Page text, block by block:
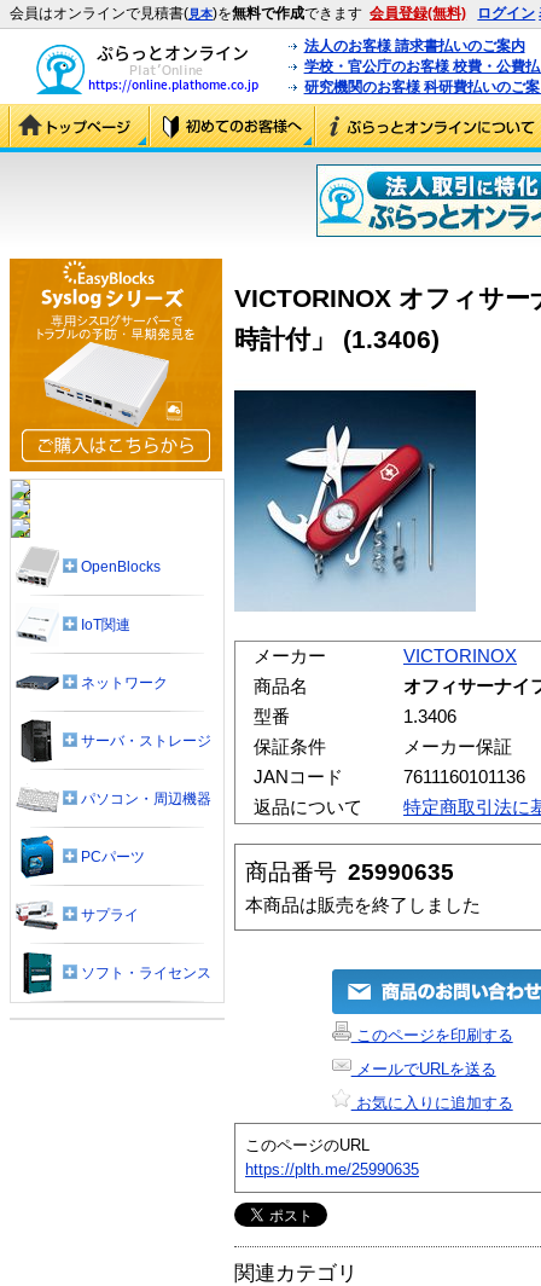
会員はオンラインで見積書(見本)を無料で作成できます 会員登録(無料) ログイン
法人のお客様 請求書払いのご案内
学校・官公庁のお客様 校費・公費
研究機関のお客様 科研費払いのご
VICTORINOX オフィサ
時計付」 (1.3406)
メーカー
VICTORINOX
商品名
オフィサーナイ
型番
1.3406
保証条件
メーカー保証
JANコード
7611160101136
返品について
特定商取引法に
商品番号 25990635
本商品は販売を終了しました
このページを印刷する
メールでURLを送る
お気に入りに追加する
このページのURL
https://plth.me/25990635
関連カテゴリ
OpenBlocks
IoT関連
ネットワーク
サーバ・ストレージ
パソコン・周辺機器
PCパーツ
サプライ
ソフト・ライセンス